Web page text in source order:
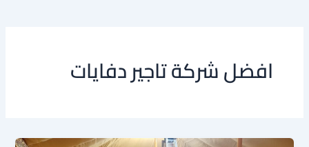
افضل شركة تاجير دفايات